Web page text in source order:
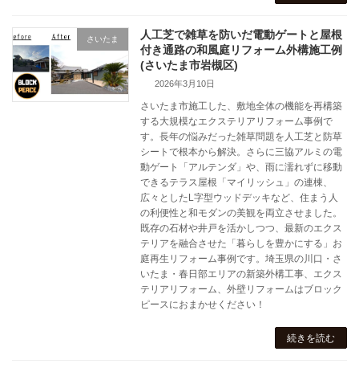
さいたま
人工芝で雑草を防いだ電動ゲートと屋根
付き通路の和風庭リフォーム外構施工例
(さいたま市岩槻区)
2026年3月10日
さいたま市施工した、敷地全体の機能を再構築
する大規模なエクステリアリフォーム事例で
す。長年の悩みだった雑草問題を人工芝と防草
シートで根本から解決。さらに三協アルミの電
動ゲート「アルテンダ」や、雨に濡れずに移動
できるテラス屋根「マイリッシュ」の連棟、
広々としたL字型ウッドデッキなど、住まう人
の利便性と和モダンの美観を両立させました。
既存の石材や井戸を活かしつつ、最新のエクス
テリアを融合させた「暮らしを豊かにする」お
庭再生リフォーム事例です。埼玉県の川口・さ
いたま・春日部エリアの新築外構工事、エクス
テリアリフォーム、外壁リフォームはブロック
ピースにおまかせください！
続きを読む